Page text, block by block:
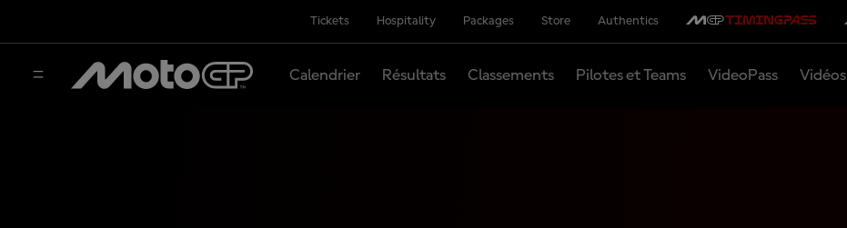
Tickets Hospitality Packages Store Authentics
Calendrier Résultats Classements Pilotes et Teams VideoPass Vidéos